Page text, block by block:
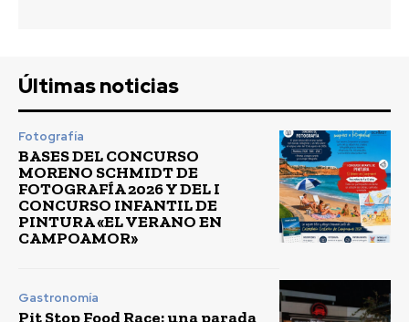
Últimas noticias
Fotografía
BASES DEL CONCURSO
MORENO SCHMIDT DE
FOTOGRAFÍA 2026 Y DEL I
CONCURSO INFANTIL DE
PINTURA «EL VERANO EN
CAMPOAMOR»
Gastronomía
Pit Stop Food Race: una parada